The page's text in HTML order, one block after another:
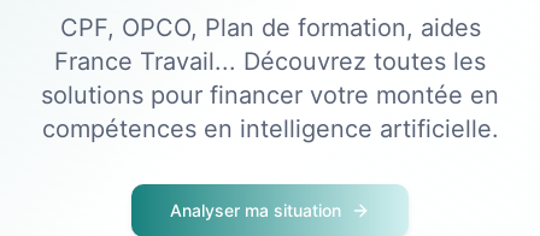
CPF, OPCO, Plan de formation, aides
France Travail... Découvrez toutes les
solutions pour financer votre montée en
compétences en intelligence artificielle.
Analyser ma situation